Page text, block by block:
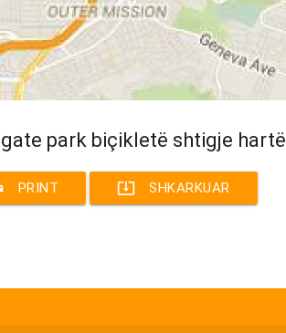
park biçikletë shtigje hartë
PRINT system_update_alt SHKARKUAR